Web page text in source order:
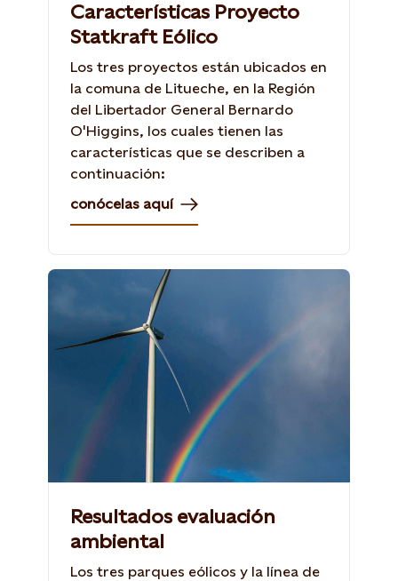
Características Proyecto
Statkraft Eólico
Los tres proyectos están ubicados en
la comuna de Litueche, en la Región
del Libertador General Bernardo
O'Higgins, los cuales tienen las
características que se describen a
continuación:
conócelas aquí
Resultados evaluación
ambiental
Los tres parques eólicos y la línea de